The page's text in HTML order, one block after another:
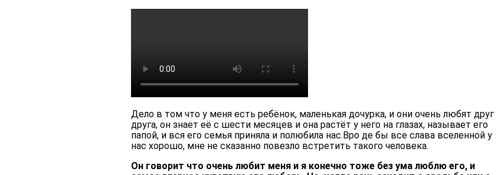
Дело в том что у меня есть ребёнок, маленькая дочурка, и они очень любят друг
друга, он знает её с шести месяцев и она растёт у него на глазах, называет его
папой, и вся его семья приняла и полюбила нас.Вро де бы все слава вселенной у
нас хорошо, мне не сказанно повезло встретить такого человека.
Он говорит что очень любит меня и я конечно тоже без ума люблю его, и